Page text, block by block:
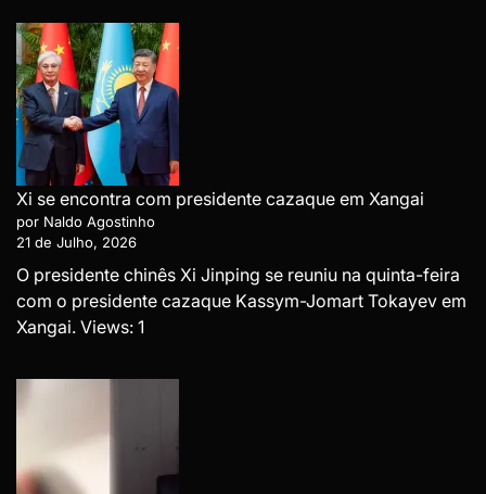
Xi se encontra com presidente cazaque em Xangai
por Naldo Agostinho
21 de Julho, 2026
O presidente chinês Xi Jinping se reuniu na quinta-feira
com o presidente cazaque Kassym-Jomart Tokayev em
Xangai. Views: 1